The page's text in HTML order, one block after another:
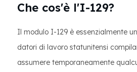
Che cos'è l'I-129?
Il modulo I-129 è essenzialmente
datori di lavoro statunitensi
assumere temporaneamente